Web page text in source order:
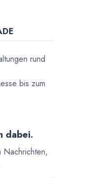
rund
bis zum
dabei.
Nachrichten,